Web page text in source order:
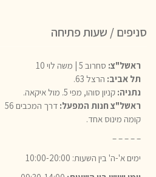
סניפים / שעות פתיחה
ראשל"צ: סחרוב 5 | משה לוי 10
תל אביב: הרצל 63.
נתניה: קניון סוהו, מפי 5. מול איקאה.
ראשל"צ חנות המפעל: דרך המכבים 56
קומה מינוס אחד.
– – – – –
ימים א'-ה' בין השעות: 10:00-20:00